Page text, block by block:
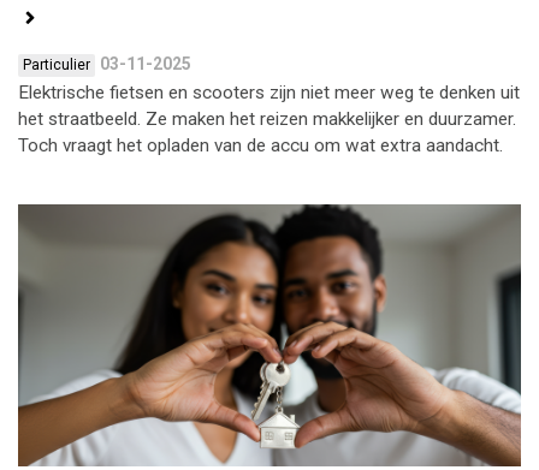
Particulier 03-11-2025
Elektrische fietsen en scooters zijn niet meer weg te denken uit
het straatbeeld. Ze maken het reizen makkelijker en duurzamer.
Toch vraagt het opladen van de accu om wat extra aandacht.